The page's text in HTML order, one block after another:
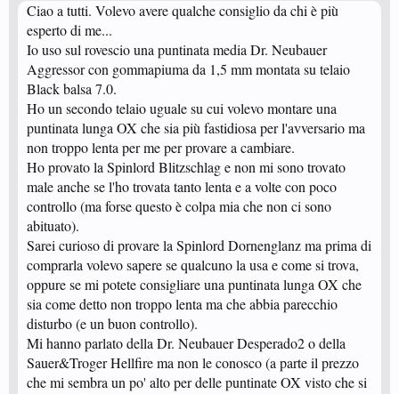
Ciao a tutti. Volevo avere qualche consiglio da chi è più
esperto di me...
Io uso sul rovescio una puntinata media Dr. Neubauer
Aggressor con gommapiuma da 1,5 mm montata su telaio
Black balsa 7.0.
Ho un secondo telaio uguale su cui volevo montare una
puntinata lunga OX che sia più fastidiosa per l'avversario ma
non troppo lenta per me per provare a cambiare.
Ho provato la Spinlord Blitzschlag e non mi sono trovato
male anche se l'ho trovata tanto lenta e a volte con poco
controllo (ma forse questo è colpa mia che non ci sono
abituato).
Sarei curioso di provare la Spinlord Dornenglanz ma prima di
comprarla volevo sapere se qualcuno la usa e come si trova,
oppure se mi potete consigliare una puntinata lunga OX che
sia come detto non troppo lenta ma che abbia parecchio
disturbo (e un buon controllo).
Mi hanno parlato della Dr. Neubauer Desperado2 o della
Sauer&Troger Hellfire ma non le conosco (a parte il prezzo
che mi sembra un po' alto per delle puntinate OX visto che si